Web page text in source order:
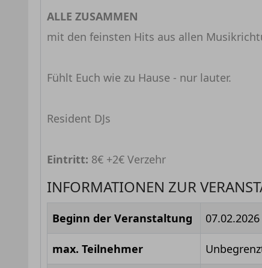
ALLE ZUSAMMEN
mit den feinsten Hits aus allen
Fühlt Euch wie zu Hause - nur lauter.
Resident DJs
Eintritt: 8€ +2€ Verzehr
INFORMATIONEN ZUR
Beginn der Veranstaltung
max. Teilnehmer